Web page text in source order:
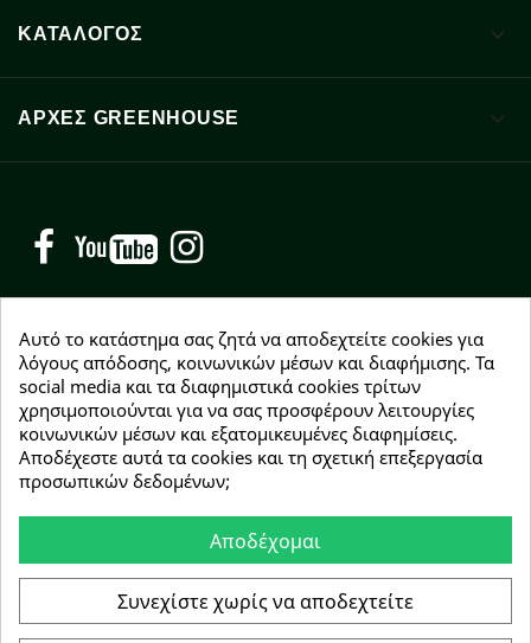
ΚΑΤΑΛΟΓΟΣ 
ΑΡΧΈΣ GREENHOUSE 
Facebook YouTube
NEWSLETTER
Εγγραφείτε δωρεάν και θα είστε οι πρώτοι που θα
λάβετε τα νέα μας γύρω από προσφορές, εκπτώσεις
και νέα προϊόντα.
Συμφωνώ με τουςόρους χρήσης
Αυτό το κατάστημα σας ζητά να αποδεχτείτε cookies για
λόγους απόδοσης, κοινωνικών μέσων και διαφήμισης. Τα
social media και τα διαφημιστικά cookies τρίτων
χρησιμοποιούνται για να σας προσφέρουν λειτουργίες
κοινωνικών μέσων και εξατομικευμένες διαφημίσεις.
Αποδέχεστε αυτά τα cookies και τη σχετική επεξεργασία
προσωπικών δεδομένων;
Αποδέχομαι
Συνεχίστε χωρίς να αποδεχτείτε